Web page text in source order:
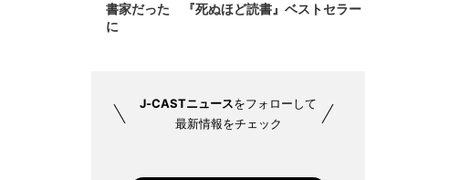
書家だった 『死ぬほど読書』ベストセラー
に
J-CASTニュースをフォローして
最新情報をチェック